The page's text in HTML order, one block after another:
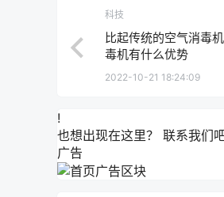
科技
比起传统的空气消毒
毒机有什么优势
2022-10-21 18:24:09
!
也想出现在这里？ 联系我们
广告